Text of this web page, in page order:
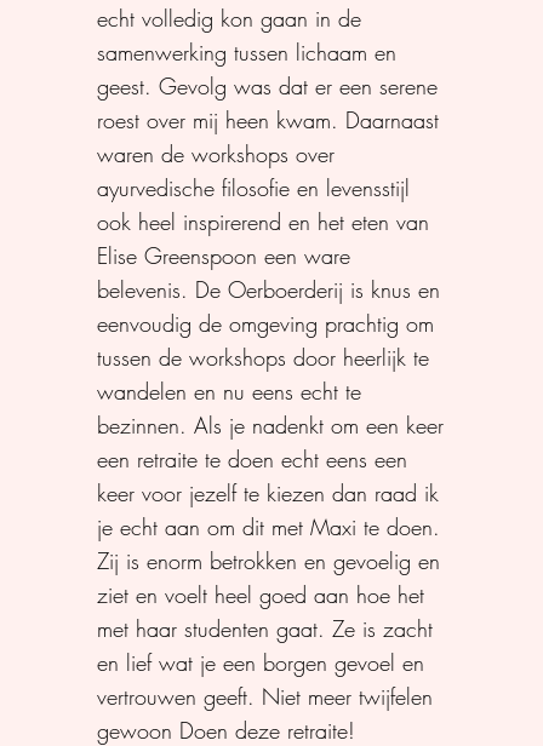
echt volledig kon gaan in de
samenwerking tussen lichaam en
geest. Gevolg was dat er een serene
roest over mij heen kwam. Daarnaast
waren de workshops over
ayurvedische filosofie en levensstijl
ook heel inspirerend en het eten van
Elise Greenspoon een ware
belevenis. De Oerboerderij is knus en
eenvoudig de omgeving prachtig om
tussen de workshops door heerlijk te
wandelen en nu eens echt te
bezinnen. Als je nadenkt om een keer
een retraite te doen echt eens een
keer voor jezelf te kiezen dan raad ik
je echt aan om dit met Maxi te doen.
Zij is enorm betrokken en gevoelig en
ziet en voelt heel goed aan hoe het
met haar studenten gaat. Ze is zacht
en lief wat je een borgen gevoel en
vertrouwen geeft. Niet meer twijfelen
gewoon Doen deze retraite!